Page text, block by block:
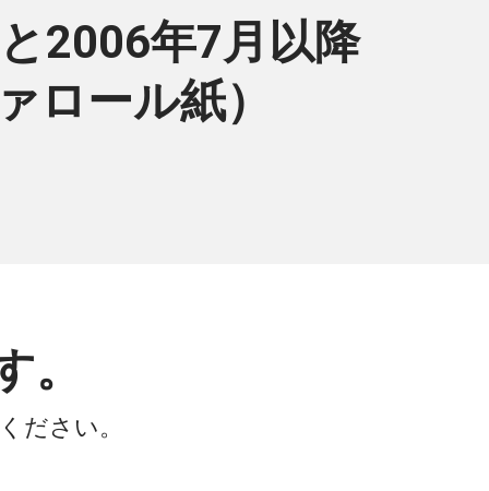
2006年7月以降
ロール紙）
ださい。